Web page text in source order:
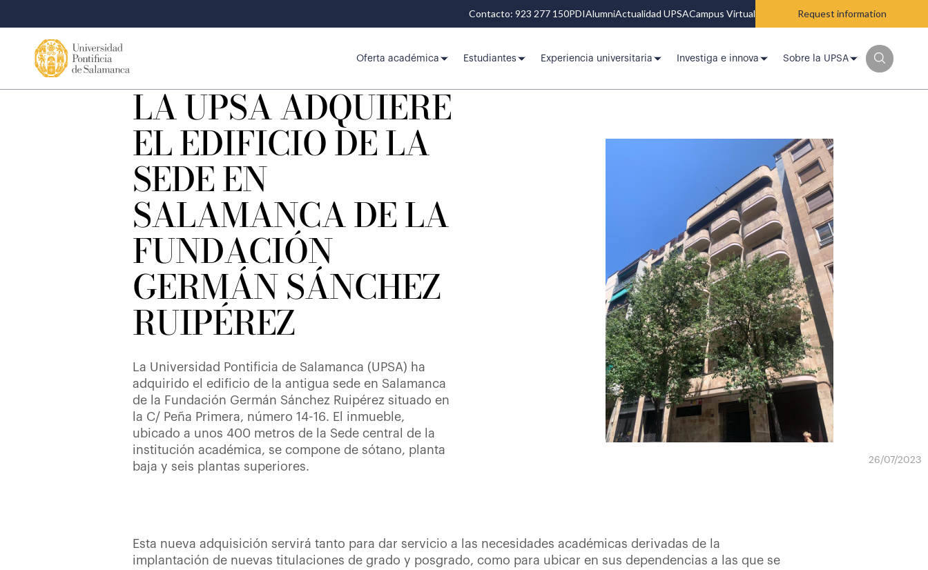
Contacto: 923 277 150PDIAlumniActualidad UPSACampus Virtual Request information
Oferta académica Estudiantes Experiencia universitaria Investiga e innova Sobre la UPSA
LA UPSA ADQUIERE
EL EDIFICIO DE LA
SEDE EN
SALAMANCA DE LA
FUNDACIÓN
GERMÁN SÁNCHEZ
RUIPÉREZ
La Universidad Pontificia de Salamanca (UPSA) ha
adquirido el edificio de la antigua sede en Salamanca
de la Fundación Germán Sánchez Ruipérez situado en
la C/ Peña Primera, número 14-16. El inmueble,
ubicado a unos 400 metros de la Sede central de la
institución académica, se compone de sótano, planta
baja y seis plantas superiores.
26/07/2023
Esta nueva adquisición servirá tanto para dar servicio a las necesidades académicas derivadas de la
implantación de nuevas titulaciones de grado y posgrado, como para ubicar en sus dependencias a las que se